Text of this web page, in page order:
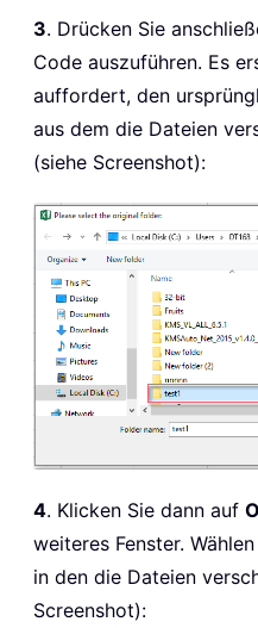
3. Drücken Sie
Code auszuführen. Es
auffordert, den
aus dem die Dateien
(siehe Screenshot):
4. Klicken Sie dann auf
weiteres Fenster.
in den die Dateien
Screenshot):